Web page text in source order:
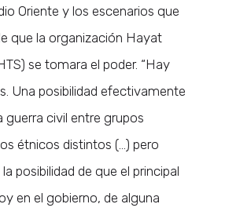
Oriente y los escenarios que
que la organización Hayat
se tomara el poder. “Hay
Una posibilidad efectivamente
guerra civil entre grupos
étnicos distintos (…) pero
posibilidad de que el principal
en el gobierno, de alguna